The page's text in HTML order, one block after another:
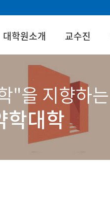
대학원소개 교수진
"을 지향하는
학대학